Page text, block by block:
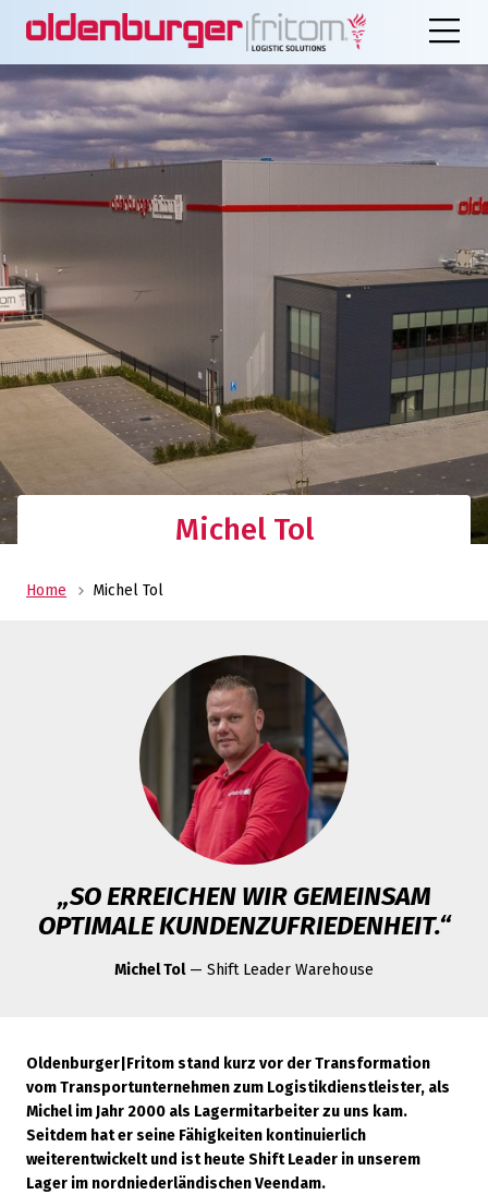
Michel Tol
Home Michel Tol
„SO ERREICHEN WIR GEMEINSAM
OPTIMALE KUNDENZUFRIEDENHEIT.“
Michel Tol— Shift Leader Warehouse
Oldenburger|Fritom stand kurz vor der Transformation
vom Transportunternehmen zum Logistikdienstleister, als
Michel im Jahr 2000 als Lagermitarbeiter zu uns kam.
Seitdem hat er seine Fähigkeiten kontinuierlich
weiterentwickelt und ist heute Shift Leader in unserem
Lager im nordniederländischen Veendam.